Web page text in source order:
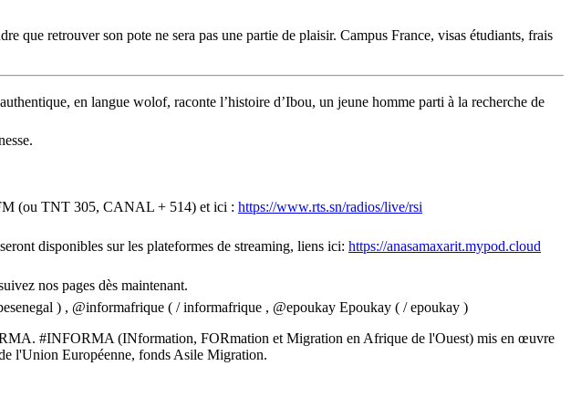
que retrouver son pote ne sera pas une partie de plaisir. Campus France, visas étudiants, frais
en langue wolof, raconte l’histoire d’Ibou, un jeune homme parti à la recherche de
(ou TNT 305, CANAL + 514) et ici : https://www.rts.sn/radios/live/rsi
disponibles sur les plateformes de streaming, liens ici: https://anasamaxarit.mypod.cloud
nos pages dès maintenant.
) , @informafrique ( / informafrique , @epoukay Epoukay ( / epoukay )
#INFORMA (INformation, FORmation et Migration en Afrique de l'Ouest) mis en œuvre
l'Union Européenne, fonds Asile Migration.